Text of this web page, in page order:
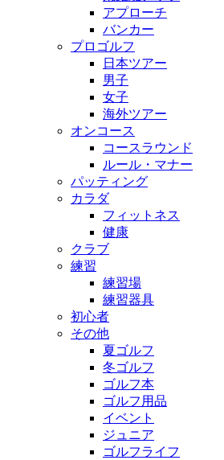
アプローチ
バンカー
プロゴルフ
日本ツアー
男子
女子
海外ツアー
オンコース
コースラウンド
ルール・マナー
パッティング
カラダ
フィットネス
健康
クラブ
練習
練習場
練習器具
初心者
その他
夏ゴルフ
冬ゴルフ
ゴルフ本
ゴルフ用品
イベント
ジュニア
ゴルフライフ